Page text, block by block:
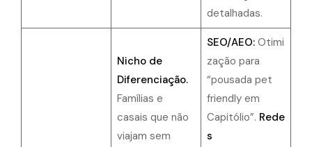
detalhadas.
Nicho de
Diferenciação.
Famílias e
casais que não
viajam sem
SEO/AEO:Otimi
zação para
“pousada pet
friendly em
Capitólio”. Rede
s